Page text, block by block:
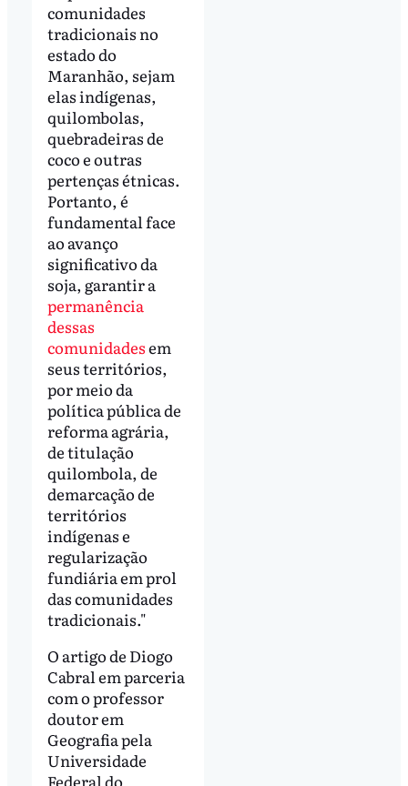
comunidades
tradicionais no
estado do
Maranhão, sejam
elas indígenas,
quilombolas,
quebradeiras de
coco e outras
pertenças étnicas.
Portanto, é
fundamental face
ao avanço
significativo da
soja, garantir a
permanência
dessas
comunidadesem
seus territórios,
por meio da
política pública de
reforma agrária,
de titulação
quilombola, de
demarcação de
territórios
indígenas e
regularização
fundiária em prol
das comunidades
tradicionais."
O artigo de Diogo
Cabral em parceria
com o professor
doutor em
Geografia pela
Universidade
Federal do